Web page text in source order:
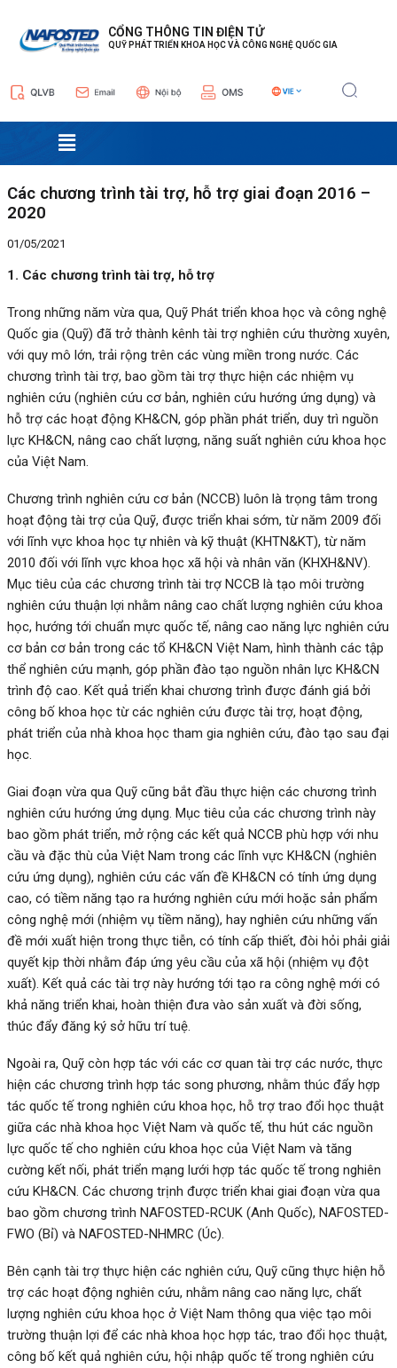
CỔNG THÔNG TIN ĐIỆN TỬ
QUỸ PHÁT TRIỂN KHOA HỌC VÀ CÔNG NGHỆ QUỐC GIA
Menu
Các chương trình tài trợ, hỗ trợ giai đoạn 2016 –
2020
01/05/2021
1. Các chương trình tài trợ, hỗ trợ
Trong những năm vừa qua, Quỹ Phát triển khoa học và công nghệ
Quốc gia (Quỹ) đã trở thành kênh tài trợ nghiên cứu thường xuyên,
với quy mô lớn, trải rộng trên các vùng miền trong nước. Các
chương trình tài trợ, bao gồm tài trợ thực hiện các nhiệm vụ
nghiên cứu (nghiên cứu cơ bản, nghiên cứu hướng ứng dụng) và
hỗ trợ các hoạt động KH&CN, góp phần phát triển, duy trì nguồn
lực KH&CN, nâng cao chất lượng, năng suất nghiên cứu khoa học
của Việt Nam.
Chương trình nghiên cứu cơ bản (NCCB) luôn là trọng tâm trong
hoạt động tài trợ của Quỹ, được triển khai sớm, từ năm 2009 đối
với lĩnh vực khoa học tự nhiên và kỹ thuật (KHTN&KT), từ năm
2010 đối với lĩnh vực khoa học xã hội và nhân văn (KHXH&NV).
Mục tiêu của các chương trình tài trợ NCCB là tạo môi trường
nghiên cứu thuận lợi nhằm nâng cao chất lượng nghiên cứu khoa
học, hướng tới chuẩn mực quốc tế, nâng cao năng lực nghiên cứu
cơ bản cơ bản trong các tổ KH&CN Việt Nam, hình thành các tập
thể nghiên cứu mạnh, góp phần đào tạo nguồn nhân lực KH&CN
trình độ cao. Kết quả triển khai chương trình được đánh giá bởi
công bố khoa học từ các nghiên cứu được tài trợ, hoạt động,
phát triển của nhà khoa học tham gia nghiên cứu, đào tạo sau đại
học.
Giai đoạn vừa qua Quỹ cũng bắt đầu thực hiện các chương trình
nghiên cứu hướng ứng dụng. Mục tiêu của các chương trình này
bao gồm phát triển, mở rộng các kết quả NCCB phù hợp với nhu
cầu và đặc thù của Việt Nam trong các lĩnh vực KH&CN (nghiên
cứu ứng dụng), nghiên cứu các vấn đề KH&CN có tính ứng dụng
cao, có tiềm năng tạo ra hướng nghiên cứu mới hoặc sản phẩm
công nghệ mới (nhiệm vụ tiềm năng), hay nghiên cứu những vấn
đề mới xuất hiện trong thực tiễn, có tính cấp thiết, đòi hỏi phải giải
quyết kịp thời nhằm đáp ứng yêu cầu của xã hội (nhiệm vụ đột
xuất). Kết quả các tài trợ này hướng tới tạo ra công nghệ mới có
khả năng triển khai, hoàn thiện đưa vào sản xuất và đời sống,
thúc đẩy đăng ký sở hữu trí tuệ.
Ngoài ra, Quỹ còn hợp tác với các cơ quan tài trợ các nước, thực
hiện các chương trình hợp tác song phương, nhằm thúc đẩy hợp
tác quốc tế trong nghiên cứu khoa học, hỗ trợ trao đổi học thuật
giữa các nhà khoa học Việt Nam và quốc tế, thu hút các nguồn
lực quốc tế cho nghiên cứu khoa học của Việt Nam và tăng
cường kết nối, phát triển mạng lưới hợp tác quốc tế trong nghiên
cứu KH&CN. Các chương trịnh được triển khai giai đoạn vừa qua
bao gồm chương trình NAFOSTED-RCUK (Anh Quốc), NAFOSTED-
FWO (Bỉ) và NAFOSTED-NHMRC (Úc).
Bên cạnh tài trợ thực hiện các nghiên cứu, Quỹ cũng thực hiện hỗ
trợ các hoạt động nghiên cứu, nhằm nâng cao năng lực, chất
lượng nghiên cứu khoa học ở Việt Nam thông qua việc tạo môi
trường thuận lợi để các nhà khoa học hợp tác, trao đổi học thuật,
công bố kết quả nghiên cứu, hội nhập quốc tế trong nghiên cứu
hướng
bài